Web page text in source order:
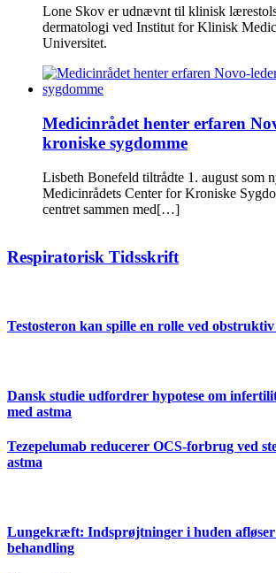
Lone Skov er udnævnt til klinisk
dermatologi ved Institut for Klinisk
Universitet.
Medicinrådet henter erfaren
kroniske sygdomme
Lisbeth Bonefeld tiltrådte 1. august som
Medicinrådets Center for Kroniske
centret sammen med[…]
Respiratorisk Tidsskrift
Testosteron kan spille en rolle ved
Dansk studie udfordrer hypotese om
med astma
Tezepelumab reducerer OCS-forbrug ved
astma
Lungekræft: Indsprøjtninger i huden
behandling